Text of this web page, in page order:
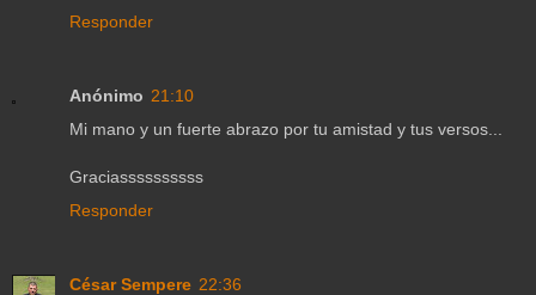
Responder
Anónimo 21:10
Mi mano y un fuerte abrazo por tu amistad y tus versos...
Graciassssssssss
Responder
César Sempere 22:36